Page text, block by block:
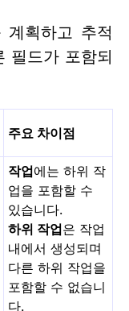
계획하고 추적
필드가 포함되
주요 차이점
작업에는 하위 작
업을 포함할 수
있습니다.
하위 작업은 작업
내에서 생성되며
다른 하위 작업을
포함할 수 없습니
다.